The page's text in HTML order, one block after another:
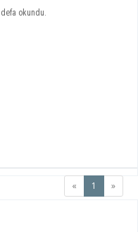
defa okundu.
« 1 (current)
»